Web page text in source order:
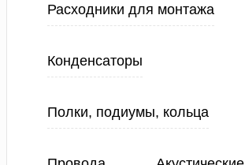
Расходники для монтажа
Конденсаторы
Полки, подиумы, кольца